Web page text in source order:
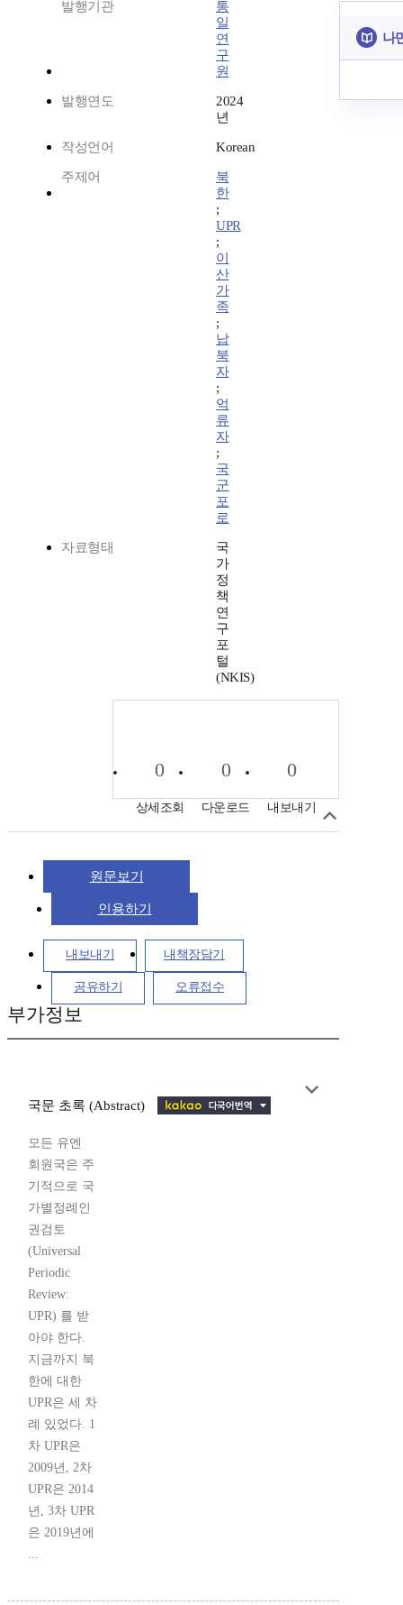
발행기관
통
일
연
구
원
발행연도
2024
년
작성언어 Korean
주제어
북
한
;
UPR
;
이
산
가
족
;
납
북
자
;
억
류
자
;
국
군
포
로
자료형태
국
가
정
책
연
구
포
털
(NKIS)
0
상세조회
0
다운로드
0
내보내기
원문보기
인용하기
내보내기 내책장담기
공유하기 오류접수
부가정보
국문 초록 (Abstract)
모든 유엔
회원국은 주
기적으로 국
가별정례인
권검토
(Universal
Periodic
Review:
UPR) 를 받
아야 한다.
지금까지 북
한에 대한
UPR은 세 차
례 있었다. 1
차 UPR은
2009년, 2차
UPR은 2014
년, 3차 UPR
은 2019년에
...
나